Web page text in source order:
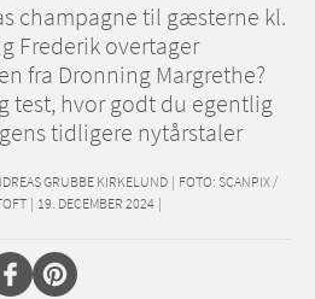
champagne til gæsterne kl.
Frederik overtager
fra Dronning Margrethe?
test, hvor godt du egentlig
tidligere nytårstaler
GRUBBE KIRKELUND | FOTO: SCANPIX /
| 19. DECEMBER 2024 |